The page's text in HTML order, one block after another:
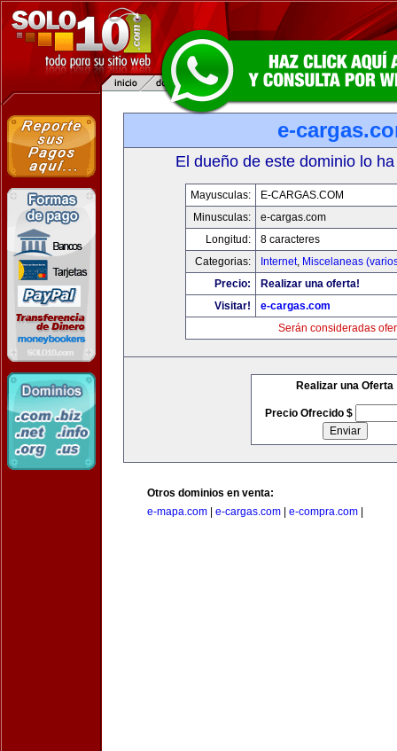
e-
El dueño de este dominio lo
Mayusculas:
E-CARGAS.COM
Minusculas:
e-cargas.com
Longitud:
8 caracteres
Categorias:
Internet, Miscelaneas
Precio:
Realizar una oferta!
Visitar!
e-cargas.com
Serán consideradas
Realizar una Oferta
Precio Ofrecido $
Otros dominios en venta:
e-mapa.com
e-cargas.com e-compra.com